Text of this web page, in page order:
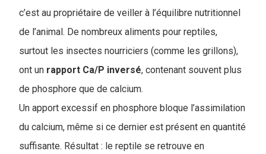
c’est au propriétaire de veiller à l’équilibre nutritionnel
de l’animal. De nombreux aliments pour reptiles,
surtout les insectes nourriciers (comme les grillons),
ont un rapport Ca/P inversé, contenant souvent plus
de phosphore que de calcium.
Un apport excessif en phosphore bloque l’assimilation
du calcium, même si ce dernier est présent en quantité
suffisante. Résultat : le reptile se retrouve en